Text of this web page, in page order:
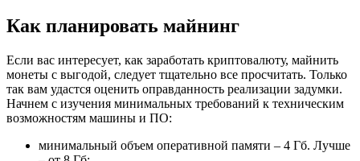
Как планировать майнинг
Если вас интересует, как заработать криптовалюту, майнить
монеты с выгодой, следует тщательно все просчитать. Только
так вам удастся оценить оправданность реализации задумки.
Начнем с изучения минимальных требований к техническим
возможностям машины и ПО:
минимальный объем оперативной памяти – 4 Гб. Лучше